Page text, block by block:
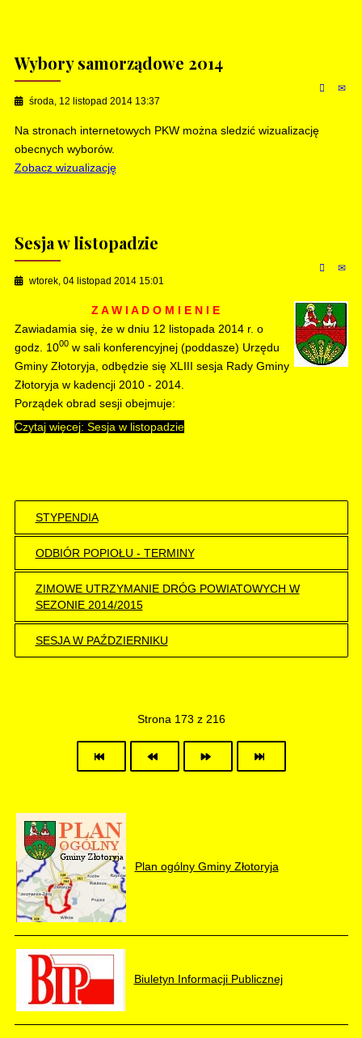
Wybory samorządowe 2014
środa, 12 listopad 2014 13:37
Na stronach internetowych PKW można sledzić wizualizację
obecnych wyborów.
Zobacz wizualizację
Sesja w listopadzie
wtorek, 04 listopad 2014 15:01
Z A W I A D O M I E N I E
Zawiadamia się, że w dniu 12 listopada 2014 r. o
godz. 1000w sali konferencyjnej (poddasze) Urzędu
Gminy Złotoryja, odbędzie się XLIII sesja Rady Gminy
Złotoryja w kadencji 2010 - 2014.
Porządek obrad sesji obejmuje:
Czytaj więcej: Sesja w listopadzie
STYPENDIA
ODBIÓR POPIOŁU - TERMINY
ZIMOWE UTRZYMANIE DRÓG POWIATOWYCH W
SEZONIE 2014/2015
SESJA W PAŹDZIERNIKU
Strona 173 z 216
Plan ogólny Gminy Złotoryja
Biuletyn Informacji Publicznej